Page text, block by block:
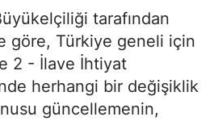
tarafından
göre, Türkiye geneli için
2 - İlave İhtiyat
herhangi bir değişiklik
güncellemenin,